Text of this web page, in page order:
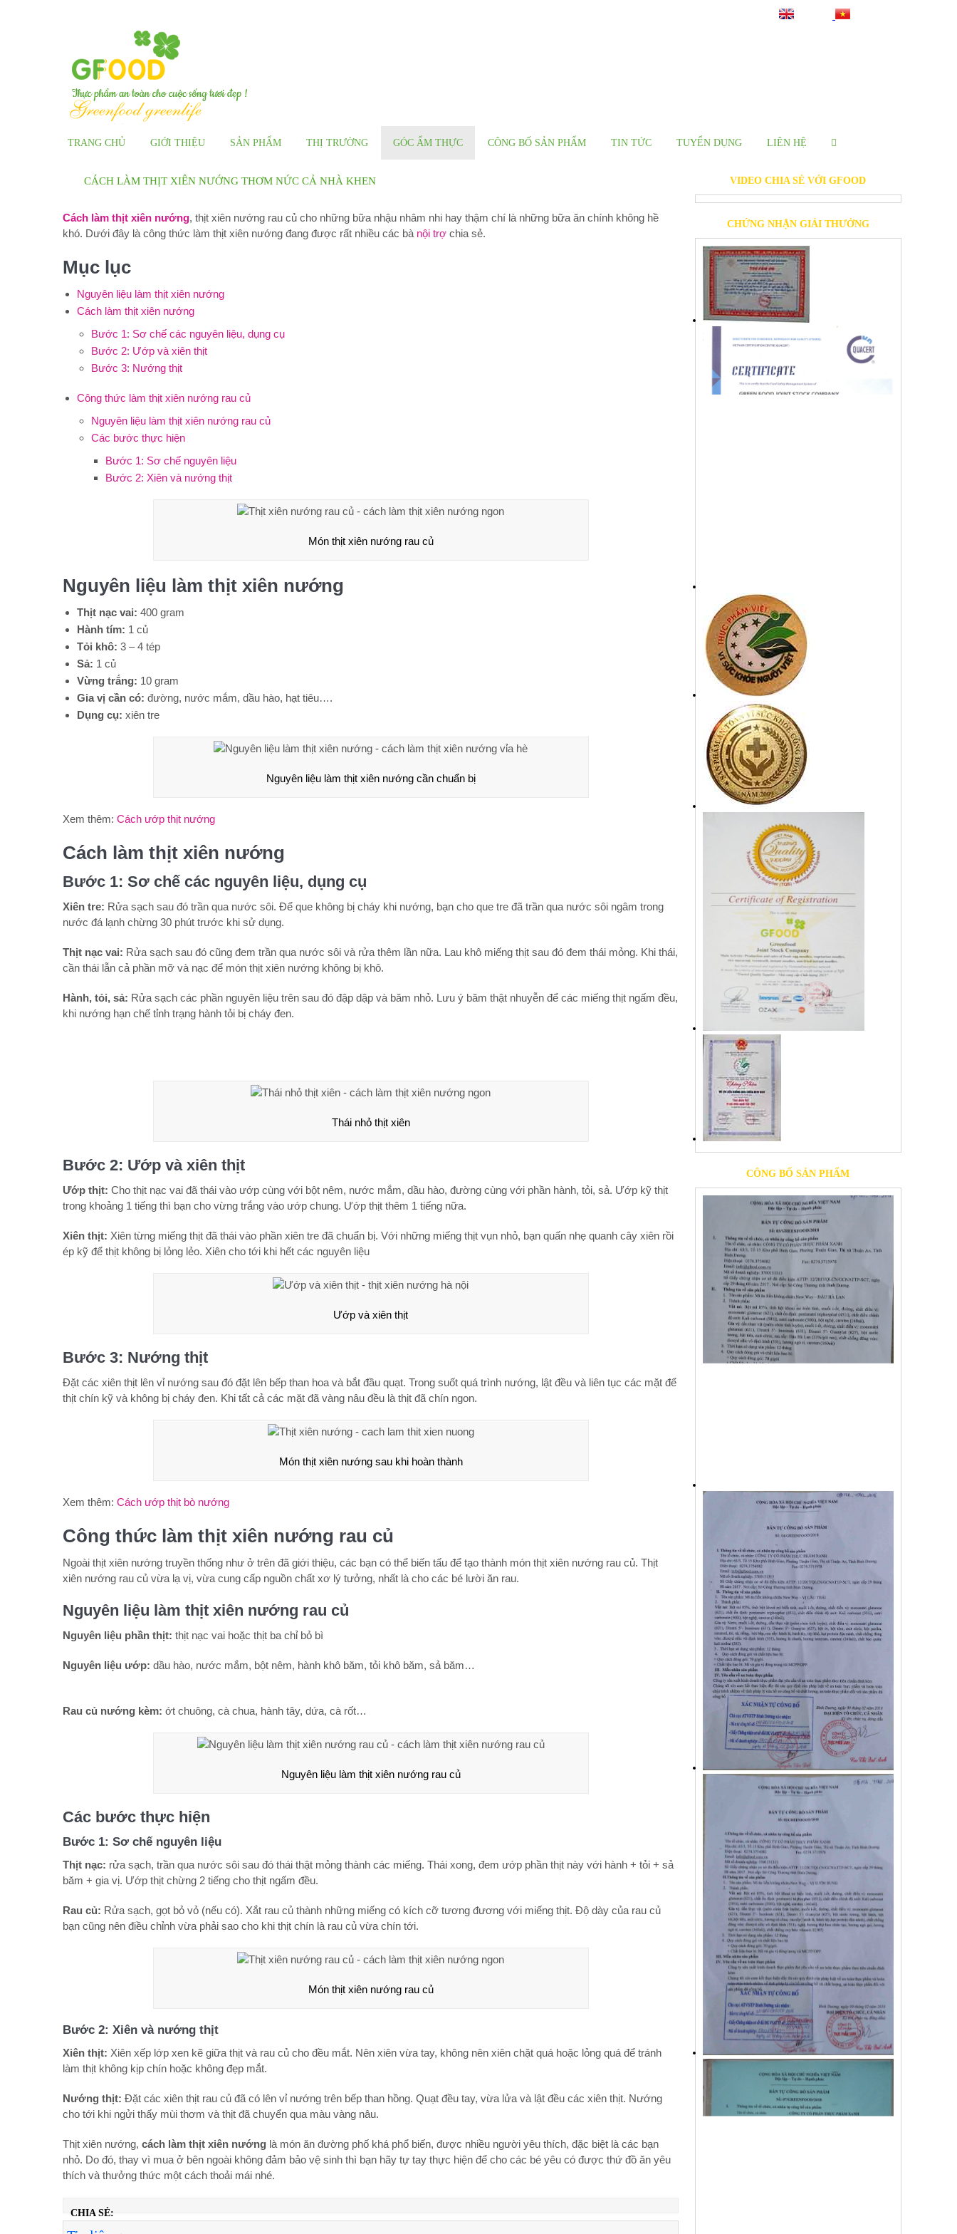
TRANG CHỦ GIỚI THIỆU SẢN PHẨM THỊ TRƯỜNG GÓC ẨM THỰC CÔNG BỐ SẢN PHẨM TIN TỨC TUYỂN DỤNG LIÊN HỆ
CÁCH LÀM THỊT XIÊN NƯỚNG THƠM NỨC CẢ NHÀ KHEN
Cách làm thịt xiên nướng, thịt xiên nướng rau củ cho những bữa nhậu nhâm nhi hay thậm chí là những bữa ăn chính không hề
khó. Dưới đây là công thức làm thịt xiên nướng đang được rất nhiều các bà nội trợ chia sẻ.
Mục lục
Nguyên liệu làm thịt xiên nướng
Cách làm thịt xiên nướng
Bước 1: Sơ chế các nguyên liệu, dụng cụ
Bước 2: Ướp và xiên thịt
Bước 3: Nướng thịt
Công thức làm thịt xiên nướng rau củ
Nguyên liệu làm thịt xiên nướng rau củ
Các bước thực hiện
Bước 1: Sơ chế nguyên liệu
Bước 2: Xiên và nướng thịt
Món thịt xiên nướng rau củ
Nguyên liệu làm thịt xiên nướng
Thịt nạc vai: 400 gram
Hành tím: 1 củ
Tỏi khô: 3 – 4 tép
Sả: 1 củ
Vừng trắng: 10 gram
Gia vị cần có: đường, nước mắm, dầu hào, hạt tiêu….
Dụng cụ: xiên tre
Nguyên liệu làm thịt xiên nướng cần chuẩn bị
Xem thêm: Cách ướp thịt nướng
Cách làm thịt xiên nướng
Bước 1: Sơ chế các nguyên liệu, dụng cụ
Xiên tre: Rửa sạch sau đó trần qua nước sôi. Để que không bị cháy khi nướng, bạn cho que tre đã trần qua nước sôi ngâm trong
nước đá lạnh chừng 30 phút trước khi sử dụng.
Thịt nạc vai: Rửa sạch sau đó cũng đem trần qua nước sôi và rửa thêm lần nữa. Lau khô miếng thịt sau đó đem thái mỏng. Khi thái,
cần thái lẫn cả phần mỡ và nạc để món thịt xiên nướng không bị khô.
Hành, tỏi, sả: Rửa sạch các phần nguyên liệu trên sau đó đập dập và băm nhỏ. Lưu ý băm thật nhuyễn để các miếng thịt ngấm đều,
khi nướng hạn chế tỉnh trạng hành tỏi bị cháy đen.
Thái nhỏ thịt xiên
Bước 2: Ướp và xiên thịt
Ướp thịt: Cho thịt nạc vai đã thái vào ướp cùng với bột nêm, nước mắm, dầu hào, đường cùng với phần hành, tỏi, sả. Ướp kỹ thịt
trong khoảng 1 tiếng thì bạn cho vừng trắng vào ướp chung. Ướp thịt thêm 1 tiếng nữa.
Xiên thịt: Xiên từng miếng thịt đã thái vào phần xiên tre đã chuẩn bị. Với những miếng thịt vụn nhỏ, bạn quấn nhẹ quanh cây xiên rồi
ép kỹ để thịt không bị lỏng lẻo. Xiên cho tới khi hết các nguyên liệu
Ướp và xiên thịt
Bước 3: Nướng thịt
Đặt các xiên thịt lên vỉ nướng sau đó đặt lên bếp than hoa và bắt đầu quạt. Trong suốt quá trình nướng, lật đều và liên tục các mặt để
thịt chín kỹ và không bị cháy đen. Khi tất cả các mặt đã vàng nâu đều là thịt đã chín ngon.
Món thịt xiên nướng sau khi hoàn thành
Xem thêm: Cách ướp thịt bò nướng
Công thức làm thịt xiên nướng rau củ
Ngoài thịt xiên nướng truyền thống như ở trên đã giới thiệu, các bạn có thể biến tấu để tạo thành món thịt xiên nướng rau củ. Thịt
xiên nướng rau củ vừa lạ vị, vừa cung cấp nguồn chất xơ lý tưởng, nhất là cho các bé lười ăn rau.
Nguyên liệu làm thịt xiên nướng rau củ
Nguyên liệu phần thịt: thịt nạc vai hoặc thịt ba chỉ bỏ bì
Nguyên liệu ướp: dầu hào, nước mắm, bột nêm, hành khô băm, tỏi khô băm, sả băm…
Rau củ nướng kèm: ớt chuông, cà chua, hành tây, dứa, cà rốt…
Nguyên liệu làm thịt xiên nướng rau củ
Các bước thực hiện
Bước 1: Sơ chế nguyên liệu
Thịt nạc: rửa sạch, trần qua nước sôi sau đó thái thật mỏng thành các miếng. Thái xong, đem ướp phần thịt này với hành + tỏi + sả
băm + gia vị. Ướp thịt chừng 2 tiếng cho thịt ngấm đều.
Rau củ: Rửa sạch, gọt bỏ vỏ (nếu có). Xắt rau củ thành những miếng có kích cỡ tương đương với miếng thịt. Độ dày của rau củ
bạn cũng nên điều chỉnh vừa phải sao cho khi thịt chín là rau củ vừa chín tới.
Món thịt xiên nướng rau củ
Bước 2: Xiên và nướng thịt
Xiên thịt: Xiên xếp lớp xen kẽ giữa thịt và rau củ cho đều mắt. Nên xiên vừa tay, không nên xiên chặt quá hoặc lỏng quá để tránh
làm thịt không kịp chín hoặc không đẹp mắt.
Nướng thịt: Đặt các xiên thịt rau củ đã có lên vỉ nướng trên bếp than hồng. Quạt đều tay, vừa lửa và lật đều các xiên thịt. Nướng
cho tới khi ngửi thấy mùi thơm và thịt đã chuyển qua màu vàng nâu.
Thịt xiên nướng, cách làm thịt xiên nướng là món ăn đường phố khá phổ biến, được nhiều người yêu thích, đặc biệt là các bạn
nhỏ. Do đó, thay vì mua ở bên ngoài không đảm bảo vệ sinh thì bạn hãy tự tay thực hiện để cho các bé yêu có được thứ đồ ăn yêu
thích và thưởng thức một cách thoải mái nhé.
CHIA SẺ:
VIDEO CHIA SẺ VỚI GFOOD
CHỨNG NHẬN GIẢI THƯỞNG
CÔNG BỐ SẢN PHẨM